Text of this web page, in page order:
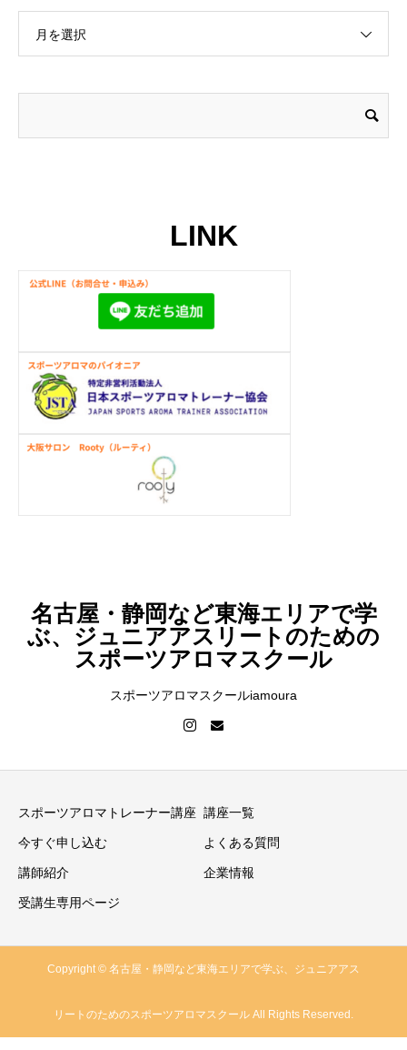
月を選択
LINK
名古屋・静岡など東海エリアで学
ぶ、ジュニアアスリートのための
スポーツアロマスクール
スポーツアロマスクールiamoura
スポーツアロマトレーナー講座 講座一覧
今すぐ申し込む よくある質問
講師紹介 企業情報
受講生専用ページ
Copyright © 名古屋・静岡など東海エリアで学ぶ、ジュニアアス
リートのためのスポーツアロマスクール All Rights Reserved.